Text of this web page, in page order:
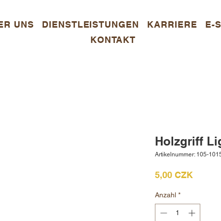
UNS DIENSTLEISTUNGEN KARRIERE
E-
KONTAKT
Holzgriff
Artikelnummer: 105-
5,00 CZKPreis
Anzahl *